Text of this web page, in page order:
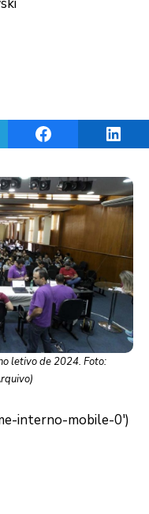
on TelegramShare on Facebook
letivo de 2024. Foto: